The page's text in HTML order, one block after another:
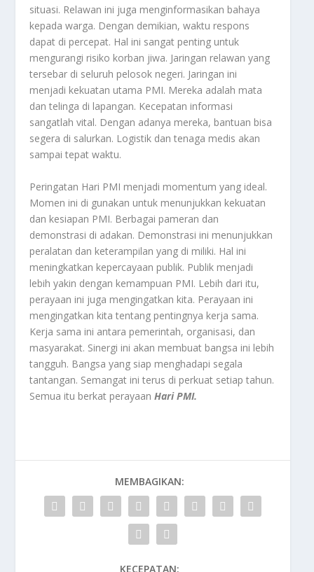
situasi. Relawan ini juga menginformasikan bahaya
kepada warga. Dengan demikian, waktu respons
dapat di percepat. Hal ini sangat penting untuk
mengurangi risiko korban jiwa. Jaringan relawan yang
tersebar di seluruh pelosok negeri. Jaringan ini
menjadi kekuatan utama PMI. Mereka adalah mata
dan telinga di lapangan. Kecepatan informasi
sangatlah vital. Dengan adanya mereka, bantuan bisa
segera di salurkan. Logistik dan tenaga medis akan
sampai tepat waktu.
Peringatan Hari PMI menjadi momentum yang ideal.
Momen ini di gunakan untuk menunjukkan kekuatan
dan kesiapan PMI. Berbagai pameran dan
demonstrasi di adakan. Demonstrasi ini menunjukkan
peralatan dan keterampilan yang di miliki. Hal ini
meningkatkan kepercayaan publik. Publik menjadi
lebih yakin dengan kemampuan PMI. Lebih dari itu,
perayaan ini juga mengingatkan kita. Perayaan ini
mengingatkan kita tentang pentingnya kerja sama.
Kerja sama ini antara pemerintah, organisasi, dan
masyarakat. Sinergi ini akan membuat bangsa ini lebih
tangguh. Bangsa yang siap menghadapi segala
tantangan. Semangat ini terus di perkuat setiap tahun.
Semua itu berkat perayaanHari PMI.
MEMBAGIKAN:
KECEPATAN: